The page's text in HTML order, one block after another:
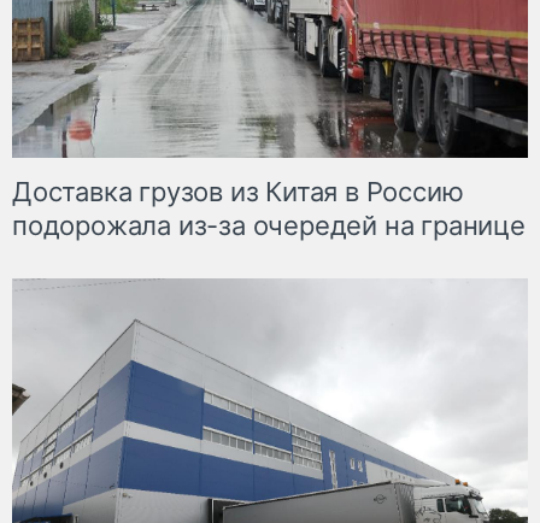
Доставка грузов из Китая в Россию
подорожала из-за очередей на границе